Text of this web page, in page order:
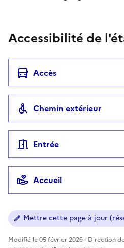
Accessibilité de
Accès
Chemin extérieur
Entrée
Accueil
Mettre cette page à jour
Modifié le 05 février 2026 - Direction